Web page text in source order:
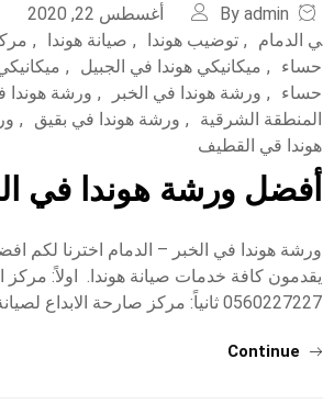
By admin أغسطس 22, 2020
ي الدمام
, توضيب هوندا , صيانة هوندا ,
حساء
, ميكانيكي هوندا في الجبيل ,
حساء
, ورشة هوندا في الخبر , ورشة هوندا
المنطقة الشرقية
, ورشة هوندا في بقيق ,
هوندا قي القطيف
أفضل ورشة هوندا في
ورشة هوندا في الخبر – الدمام اخترنا لكم
يقدمون كافة خدمات صيانة هوندا. اولاً: مركز
0560227227 ثانياً: مركز صارحة الابداع لصيانة السيارات: للحجز والاستعلام: 0546335222 ومن…
Continue